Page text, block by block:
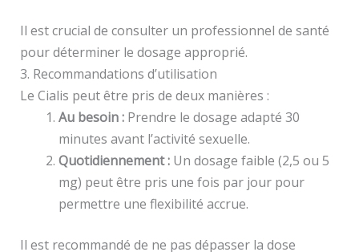
Il est crucial de consulter un professionnel de santé
pour déterminer le dosage approprié.
3. Recommandations d’utilisation
Le Cialis peut être pris de deux manières :
Au besoin :Prendre le dosage adapté 30
minutes avant l’activité sexuelle.
Quotidiennement :Un dosage faible (2,5 ou 5
mg) peut être pris une fois par jour pour
permettre une flexibilité accrue.
Il est recommandé de ne pas dépasser la dose